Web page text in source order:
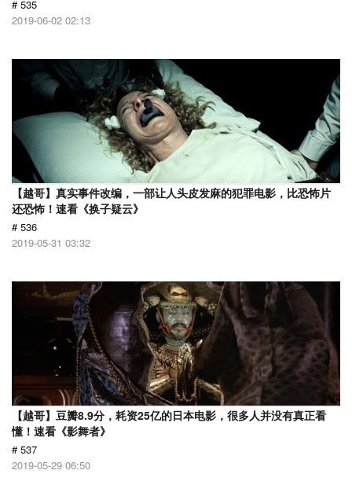
# 535
2019-06-02 02:13
【越哥】真实事件改编，一部让人头皮发麻的犯罪电影，比恐怖片
还恐怖！速看《换子疑云》
# 536
2019-05-31 03:32
【越哥】豆瓣8.9分，耗资25亿的日本电影，很多人并没有真正看
懂！速看《影舞者》
# 537
2019-05-29 06:50